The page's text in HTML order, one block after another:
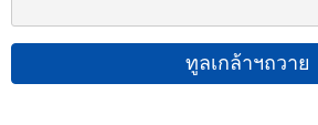
ทูลเกล้าฯถวาย